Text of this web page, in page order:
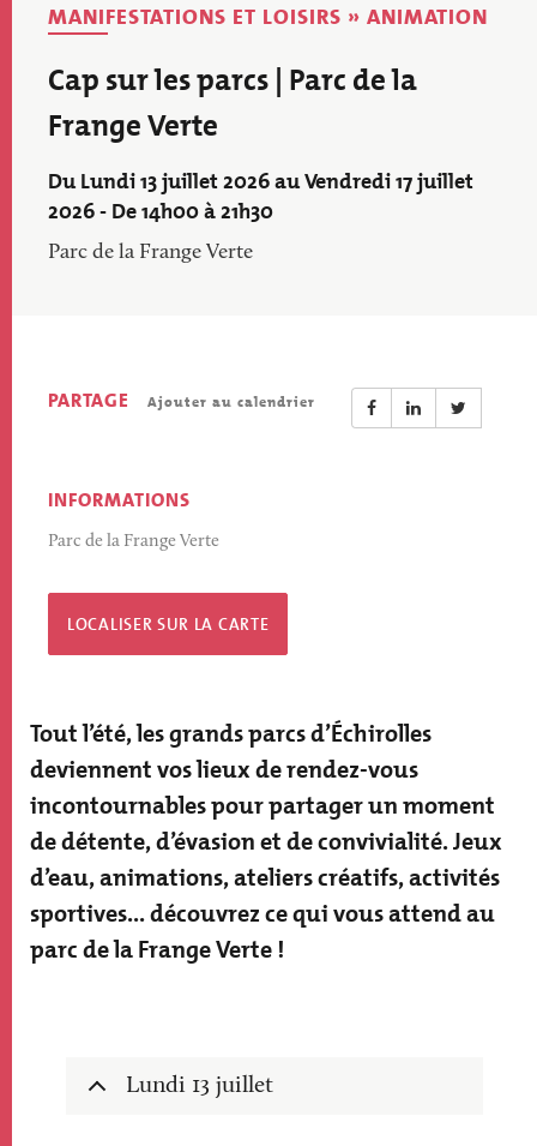
MANIFESTATIONS ET LOISIRS » ANIMATION
Cap sur les parcs | Parc de la
Frange Verte
Du Lundi 13 juillet 2026 au Vendredi 17 juillet
2026 - De 14h00 à 21h30
Parc de la Frange Verte
PARTAGE Ajouter au calendrier
INFORMATIONS
Parc de la Frange Verte
LOCALISER SUR LA CARTE
Tout l’été, les grands parcs d’Échirolles
deviennent vos lieux de rendez-vous
incontournables pour partager un moment
de détente, d’évasion et de convivialité. Jeux
d’eau, animations, ateliers créatifs, activités
sportives... découvrez ce qui vous attend au
parc de la Frange Verte !
Lundi 13 juillet